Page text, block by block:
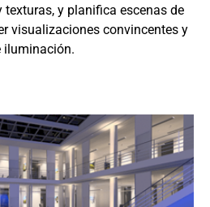
y planifica escenas de
visualizaciones convincentes y
iluminación.